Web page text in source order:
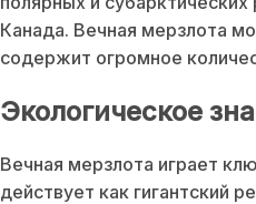
Канада. Вечная мерзлота
содержит огромное
Экологическое
Вечная мерзлота играет
действует как гигантский